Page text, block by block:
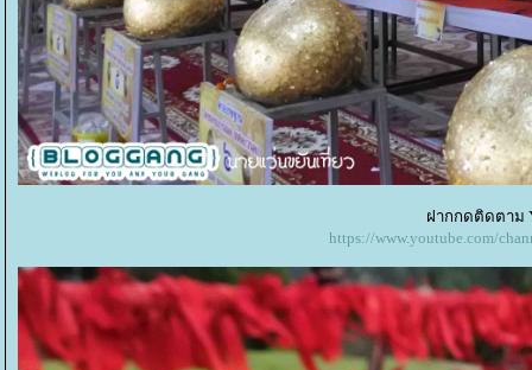
ฝากกดติดตาม
https://www.youtube.com/